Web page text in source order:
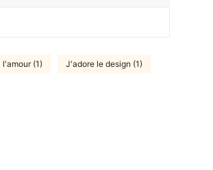
l'amour (1) J'adore le design (1)